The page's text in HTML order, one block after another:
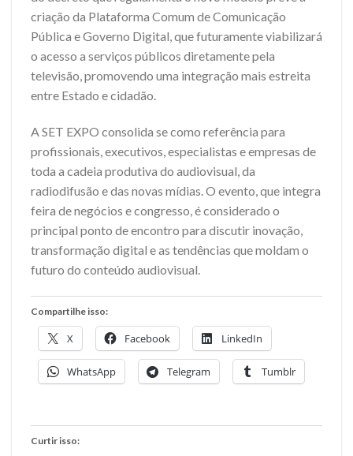
criação da Plataforma Comum de Comunicação
Pública e Governo Digital, que futuramente viabilizará
o acesso a serviços públicos diretamente pela
televisão, promovendo uma integração mais estreita
entre Estado e cidadão.
A SET EXPO consolida se como referência para
profissionais, executivos, especialistas e empresas de
toda a cadeia produtiva do audiovisual, da
radiodifusão e das novas mídias. O evento, que integra
feira de negócios e congresso, é considerado o
principal ponto de encontro para discutir inovação,
transformação digital e as tendências que moldam o
futuro do conteúdo audiovisual.
Compartilhe isso:
X Facebook LinkedIn
WhatsApp Telegram Tumblr
Curtir isso: